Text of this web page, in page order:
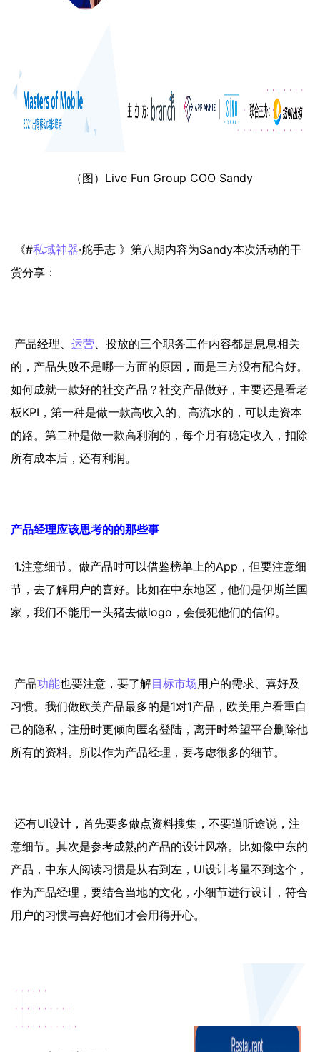
（图）Live Fun Group COO Sandy
《#私域神器·舵手志 》第八期内容为Sandy本次活动的干
货分享：
产品经理、 运营、投放的三个职务工作内容都是息息相关
的，产品失败不是哪一方面的原因，而是三方没有配合好。
如何成就一款好的社交产品？社交产品做好，主要还是看老
板KPI，第一种是做一款高收入的、高流水的，可以走资本
的路。第二种是做一款高利润的，每个月有稳定收入，扣除
所有成本后，还有利润。
产品经理应该思考的的那些事
1.注意细节。做产品时可以借鉴榜单上的App，但要注意细
节，去了解用户的喜好。比如在中东地区，他们是伊斯兰国
家，我们不能用一头猪去做logo，会侵犯他们的信仰。
产品功能也要注意，要了解目标市场用户的需求、喜好及
习惯。我们做欧美产品最多的是1对1产品，欧美用户看重自
己的隐私，注册时更倾向匿名登陆，离开时希望平台删除他
所有的资料。所以作为产品经理，要考虑很多的细节。
还有UI设计，首先要多做点资料搜集，不要道听途说，注
意细节。其次是参考成熟的产品的设计风格。比如像中东的
产品，中东人阅读习惯是从右到左，UI设计考量不到这个，
作为产品经理，要结合当地的文化，小细节进行设计，符合
用户的习惯与喜好他们才会用得开心。